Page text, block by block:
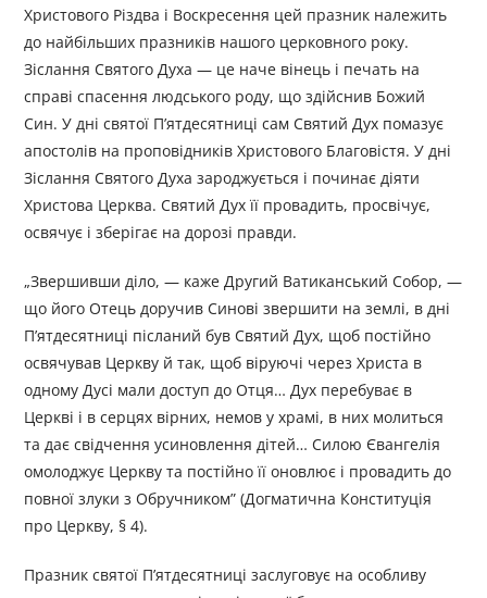
Христового Різдва і Воскресення цей празник належить
до найбільших празників нашого церковного року.
Зіслання Святого Духа — це наче вінець і печать на
справі спасення людського роду, що здійснив Божий
Син. У дні святої П’ятдесятниці сам Святий Дух помазує
апостолів на проповідників Христового Благовістя. У дні
Зіслання Святого Духа зароджується і починає діяти
Христова Церква. Святий Дух її провадить, просвічує,
освячує і зберігає на дорозі правди.
„Звершивши діло, — каже Другий Ватиканський Собор, —
що його Отець доручив Синові звершити на землі, в дні
П’ятдесятниці післаний був Святий Дух, щоб постійно
освячував Церкву й так, щоб віруючі через Христа в
одному Дусі мали доступ до Отця… Дух перебуває в
Церкві і в серцях вірних, немов у храмі, в них молиться
та дає свідчення усиновлення дітей… Силою Євангелія
омолоджує Церкву та постійно її оновлює і провадить до
повної злуки з Обручником” (Догматична Конституція
про Церкву, § 4).
Празник святої П’ятдесятниці заслуговує на особливу